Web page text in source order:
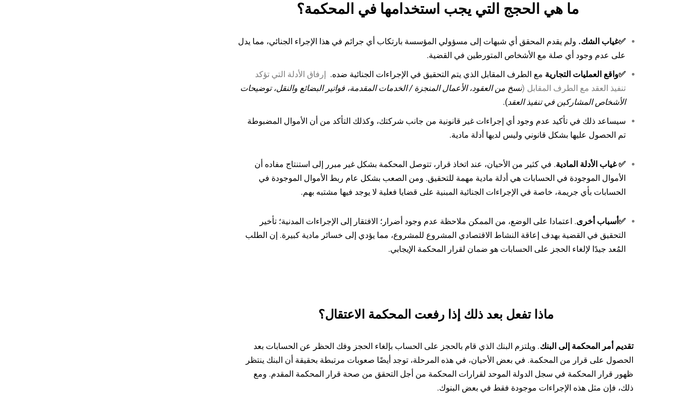
ما هي الحجج التي يجب استخدامها في المحكمة؟
✅غياب الشك. ولم يقدم المحقق أي شبهات إلى مسؤولي المؤسسة بارتكاب أي جرائم في هذا الإجراء الجنائي، مما يدل
على عدم وجود أي صلة مع الأشخاص المتورطين في القضية.
✅واقع العمليات التجارية مع الطرف المقابل الذي يتم التحقيق في الإجراءات الجنائية ضده.
إرفاق الأدلة التي تؤكد
تنفيذ العقد مع الطرف المقابل (نسخ من العقود، الأعمال المنجزة / الخدمات المقدمة، فواتير البضائع والنقل، توضيحات
الأشخاص المشاركين في تنفيذ العقد).
سيساعد ذلك في تأكيد عدم وجود أي إجراءات غير قانونية من جانب شركتك، وكذلك التأكد من أن الأموال المضبوطة
تم الحصول عليها بشكل قانوني وليس لديها أدلة مادية.
✅ غياب الأدلة المادية. في كثير من الأحيان، عند اتخاذ قرار، تتوصل المحكمة بشكل غير مبرر إلى استنتاج مفاده أن
الأموال الموجودة في الحسابات هي أدلة مادية مهمة للتحقيق. ومن الصعب بشكل عام ربط الأموال الموجودة في
الحسابات بأي جريمة، خاصة في الإجراءات الجنائية المبنية على قضايا فعلية لا يوجد فيها مشتبه بهم.
✅أسباب أخرى. اعتمادا على الوضع، من الممكن ملاحظة عدم وجود أضرار؛ الافتقار إلى الإجراءات المدنية؛ تأخير
التحقيق في القضية بهدف إعاقة النشاط الاقتصادي المشروع للمشروع، مما يؤدي إلى خسائر مادية كبيرة. إن الطلب
المُعد جيدًا لإلغاء الحجز على الحسابات هو ضمان لقرار المحكمة الإيجابي.
ماذا تفعل بعد ذلك إذا رفعت المحكمة الاعتقال؟
تقديم أمر المحكمة إلى البنك. ويلتزم البنك الذي قام بالحجز على الحساب بإلغاء الحجز وفك الحظر عن الحسابات بعد
الحصول على قرار من المحكمة. في بعض الأحيان، في هذه المرحلة، توجد أيضًا صعوبات مرتبطة بحقيقة أن البنك ينتظر
ظهور قرار المحكمة في سجل الدولة الموحد لقرارات المحكمة من أجل التحقق من صحة قرار المحكمة المقدم. ومع
ذلك، فإن مثل هذه الإجراءات موجودة فقط في بعض البنوك.